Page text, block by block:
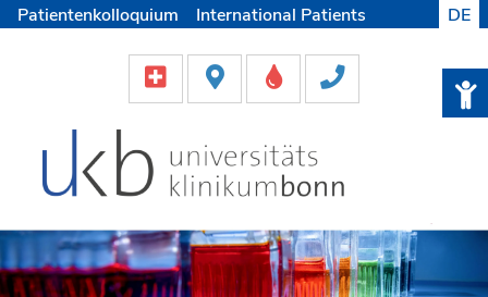
Patientenkolloquium
International Patients
Helfen & Spenden
Medien
DE